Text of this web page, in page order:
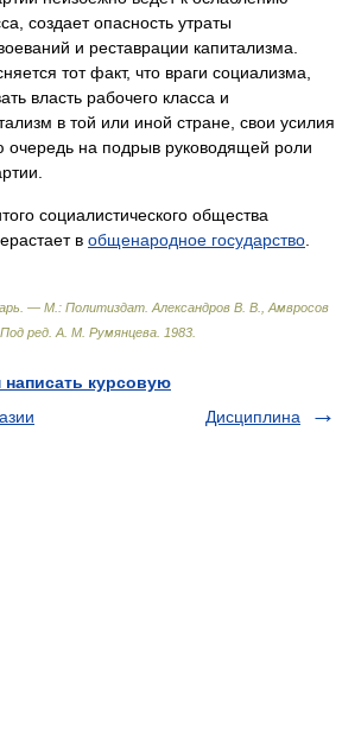
создает опасность утраты
и реставрации капитализма.
тот факт, что враги социализма,
власть рабочего класса и
в той или иной стране, свои усилия
очередь на подрыв руководящей роли
социалистического общества
в общенародное государство
— М.: Политиздат Александров В. В., Амвросов
ред. А. М. Румянцева 1983
курсовую
Дисциплина